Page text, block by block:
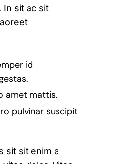
In sit ac sit
id
amet mattis.
pulvinar suscipit
sit sit enim a